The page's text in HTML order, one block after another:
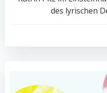
des lyrischen